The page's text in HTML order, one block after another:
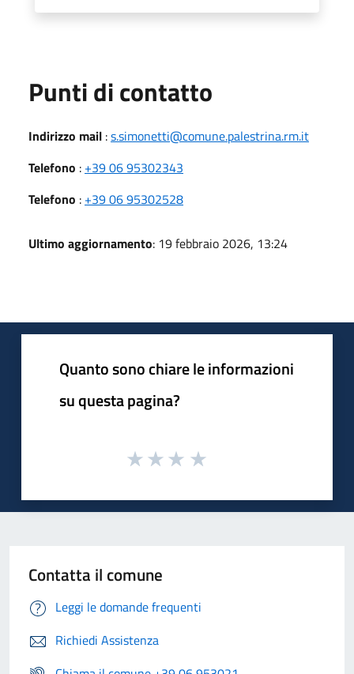
Punti di contatto
Indirizzo mail :s.simonetti@comune.palestrina.rm.it
Telefono : +39 06 95302343
Telefono : +39 06 95302528
Ultimo aggiornamento: 19 febbraio 2026, 13:24
Quanto sono chiare le informazioni
su questa pagina?
Contatta il comune
Leggi le domande frequenti
Richiedi Assistenza